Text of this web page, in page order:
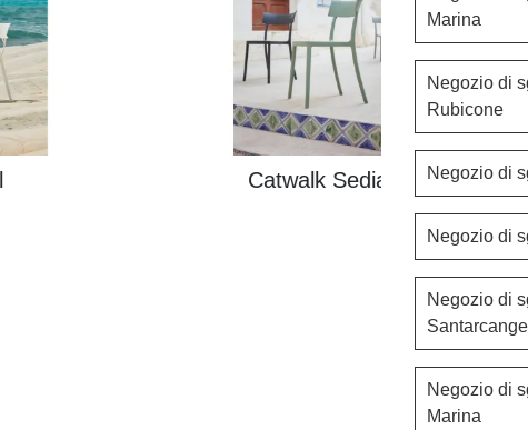
Catwalk Sedia
Marina
Negozio di
Rubicone
Negozio di
Negozio di
Negozio di
Negozio di
Marina